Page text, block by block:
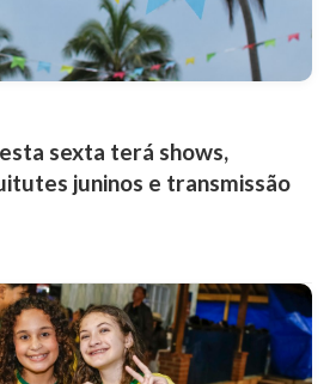
sexta terá shows,
juninos e transmissão